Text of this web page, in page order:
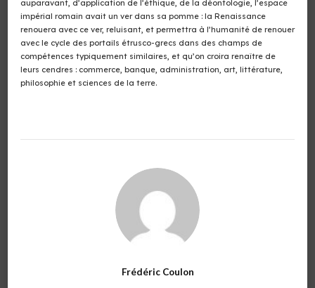
auparavant, d’application de l’éthique, de la déontologie, l’espace
impérial romain avait un ver dans sa pomme : la Renaissance
renouera avec ce ver, reluisant, et permettra à l’humanité de renouer
avec le cycle des portails étrusco-grecs dans des champs de
compétences typiquement similaires, et qu’on croira renaître de
leurs cendres : commerce, banque, administration, art, littérature,
philosophie et sciences de la terre.
Frédéric Coulon